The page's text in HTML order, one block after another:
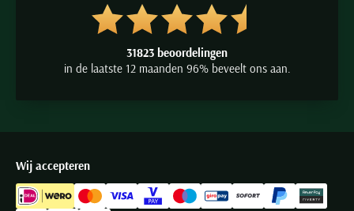
31823 beoordelingen
in de laatste 12 maanden 96% beveelt ons aan.
Wij accepteren